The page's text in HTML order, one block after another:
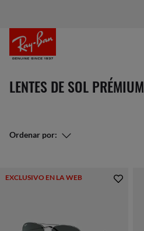
LENTES DE SOL PRÉMIUM
Ordenar por:
EXCLUSIVO EN LA WEB